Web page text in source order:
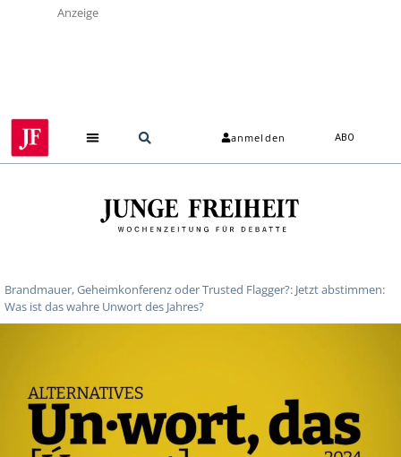
Anzeige
anmelden ABO
Brandmauer, Geheimkonferenz oder Trusted Flagger?: Jetzt abstimmen:
Was ist das wahre Unwort des Jahres?